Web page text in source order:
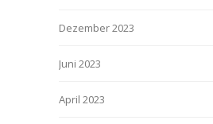
Dezember 2023
Juni 2023
April 2023